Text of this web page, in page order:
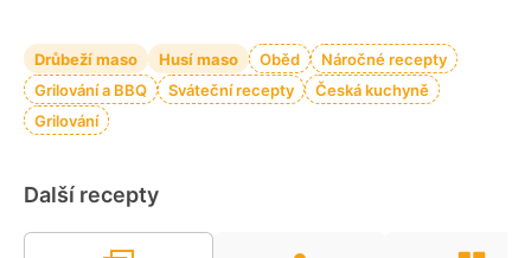
Drůbeží maso Husí maso Oběd
Náročné recepty
Grilování a BBQ
Sváteční recepty
Česká kuchyně
Grilování
Další recepty